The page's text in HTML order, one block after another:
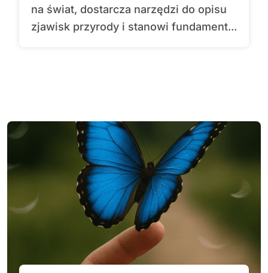
na świat, dostarcza narzędzi do opisu
zjawisk przyrody i stanowi fundament...